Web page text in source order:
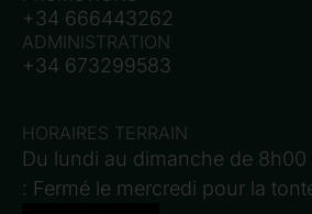
+34 666443262
ADMINISTRATION
+34 673299583
HORAIRES TERRAIN
Du lundi au dimanche de 8h00
: Fermé le mercredi pour la